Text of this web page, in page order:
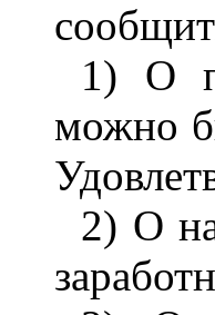
1) О
можно
2) О